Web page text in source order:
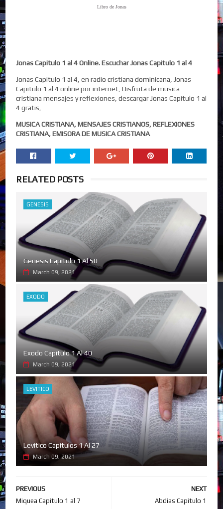
Libro de Jonas
Jonas Capitulo 1 al 4 Online. Escuchar Jonas Capitulo 1 al 4
Jonas Capitulo 1 al 4, en radio cristiana dominicana, Jonas
Capitulo 1 al 4 online por internet, Disfruta de musica
cristiana mensajes y reflexiones, descargar Jonas Capitulo 1 al
4 gratis,
MUSICA CRISTIANA, MENSAJES CRISTIANOS, REFLEXIONES
CRISTIANA, EMISORA DE MUSICA CRISTIANA
RELATED POSTS
GENESIS
Genesis Capitulo 1 Al 50
March 09, 2021
EXODO
Exodo Capitulo 1 Al 40
March 09, 2021
LEVITICO
Levitico Capitulos 1 Al 27
March 09, 2021
NEXT
Abdias Capitulo 1
PREVIOUS
Miquea Capitulo 1 al 7